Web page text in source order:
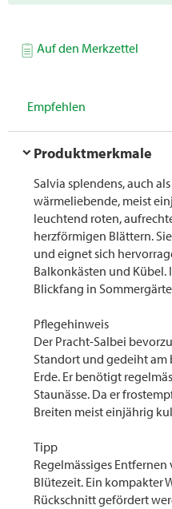
Auf den Merkzettel
Empfehlen
Produktmerkmale
Salvia splendens, auch
wärmeliebende, meist
leuchtend roten,
herzförmigen Blättern.
und eignet sich
Balkonkästen und
Blickfang in
Pflegehinweis
Der Pracht-Salbei
Standort und gedeiht am
Erde. Er benötigt
Staunässe. Da er
Breiten meist einjährig
Tipp
Regelmässiges
Blütezeit. Ein kompakter
Rückschnitt gefördert